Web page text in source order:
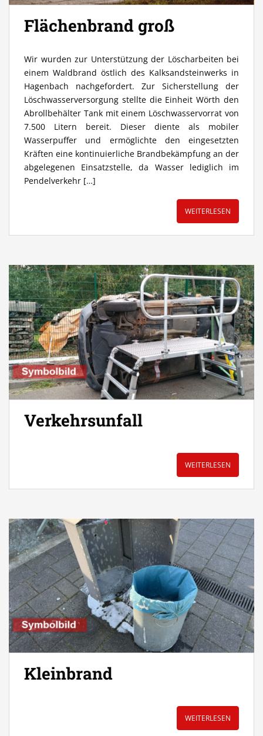
Flächenbrand groß
Wir wurden zur Unterstützung der Löscharbeiten bei
einem Waldbrand östlich des Kalksandsteinwerks in
Hagenbach nachgefordert. Zur Sicherstellung der
Löschwasserversorgung stellte die Einheit Wörth den
Abrollbehälter Tank mit einem Löschwasservorrat von
7.500 Litern bereit. Dieser diente als mobiler
Wasserpuffer und ermöglichte den eingesetzten
Kräften eine kontinuierliche Brandbekämpfung an der
abgelegenen Einsatzstelle, da Wasser lediglich im
Pendelverkehr […]
WEITERLESEN
Verkehrsunfall
WEITERLESEN
Kleinbrand
WEITERLESEN